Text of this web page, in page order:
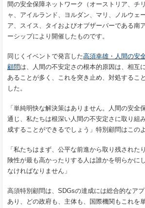
間の安全保障ネットワーク（オーストリア、チ
ャ、アイルランド、ヨルダン、マリ、ノルウェ
ア、スイス、タイおよびオブザーバーである南
ーシップにより開催したものです。
同じくイベントで発言した高須幸雄・人間の安
顧問は、人間の不安定さの根本的原因は、相互
あることが多く、これを突き止め、対処するこ
した。
「単純明快な解決策はありません。人間の安全
通じ、私たちは根深い人間の不安定さに取り組
成することができるでしょう」特別顧問はこの
「私たちはまず、公平な前進から取り残された
険性が最も高かったりする人は誰かを明らかに
なければなりません」
高須特別顧問は、SDGsの達成には総合的なア
あり、どの政府も、主体も、国際機関もこれを